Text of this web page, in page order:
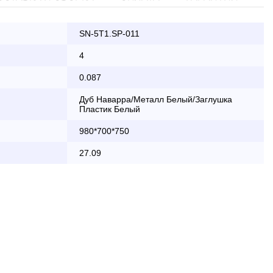
SN-5T1.SP-011
4
0.087
Дуб Наварра/Металл Белый/Заглушка
Пластик Белый
980*700*750
27.09
осуществляется в будние дни
с 8:30 до 18:00
заказа банковской картой